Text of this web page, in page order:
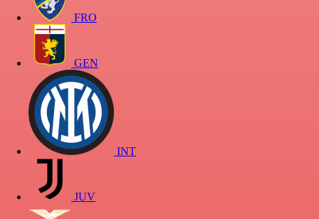
FRO
GEN
INT
JUV